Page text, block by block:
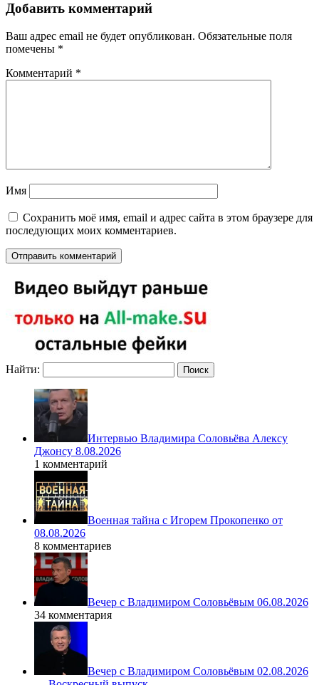
Добавить комментарий
Ваш адрес email не будет опубликован. Обязательные поля
помечены *
Комментарий *
Имя
Сохранить моё имя, email и адрес сайта в этом браузере для
последующих моих комментариев.
Найти:
Интервью Владимира Соловьёва Алексу
Джонсу 8.08.2026
1 комментарий
Военная тайна с Игорем Прокопенко от
08.08.2026
8 комментариев
Вечер с Владимиром Соловьёвым 06.08.2026
34 комментария
Вечер с Владимиром Соловьёвым 02.08.2026